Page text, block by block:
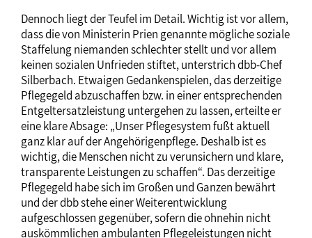
Dennoch liegt der Teufel im Detail. Wichtig ist vor allem,
dass die von Ministerin Prien genannte mögliche soziale
Staffelung niemanden schlechter stellt und vor allem
keinen sozialen Unfrieden stiftet, unterstrich dbb-Chef
Silberbach. Etwaigen Gedankenspielen, das derzeitige
Pflegegeld abzuschaffen bzw. in einer entsprechenden
Entgeltersatzleistung untergehen zu lassen, erteilte er
eine klare Absage: „Unser Pflegesystem fußt aktuell
ganz klar auf der Angehörigenpflege. Deshalb ist es
wichtig, die Menschen nicht zu verunsichern und klare,
transparente Leistungen zu schaffen“. Das derzeitige
Pflegegeld habe sich im Großen und Ganzen bewährt
und der dbb stehe einer Weiterentwicklung
aufgeschlossen gegenüber, sofern die ohnehin nicht
auskömmlichen ambulanten Pflegeleistungen nicht